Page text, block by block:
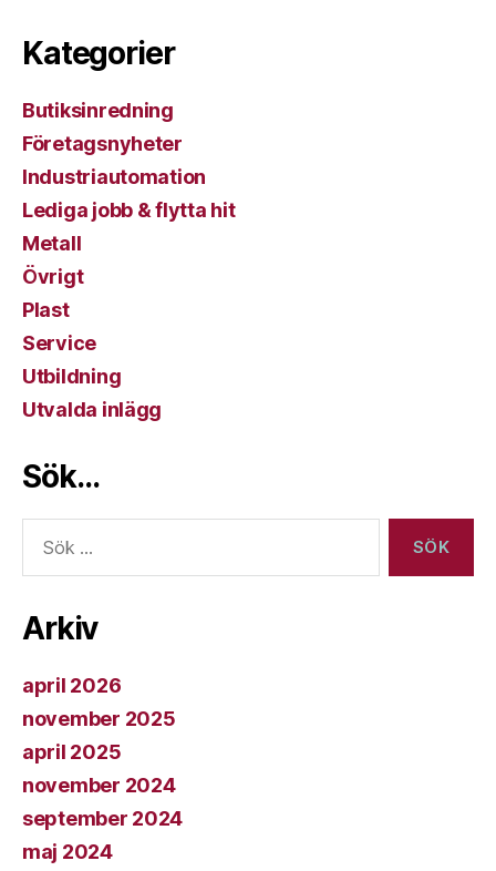
Kategorier
Butiksinredning
Företagsnyheter
Industriautomation
Lediga jobb & flytta hit
Metall
Övrigt
Plast
Service
Utbildning
Utvalda inlägg
Sök…
efter:
Arkiv
april 2026
november 2025
april 2025
november 2024
september 2024
maj 2024